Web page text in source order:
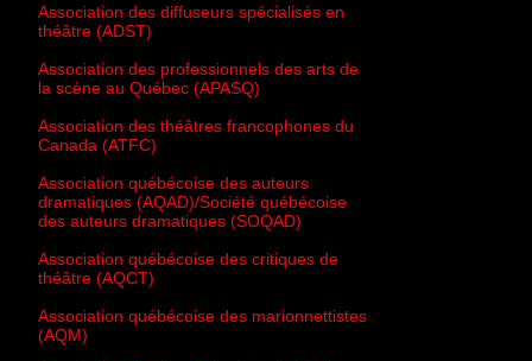
Association des diffuseurs spécialisés en
théâtre (ADST)
Association des professionnels des arts de
la scène au Québec (APASQ)
Association des théâtres francophones du
Canada (ATFC)
Association québécoise des auteurs
dramatiques (AQAD)/Société québécoise
des auteurs dramatiques (SOQAD)
Association québécoise des critiques de
théâtre (AQCT)
Association québécoise des marionnettistes
(AQM)